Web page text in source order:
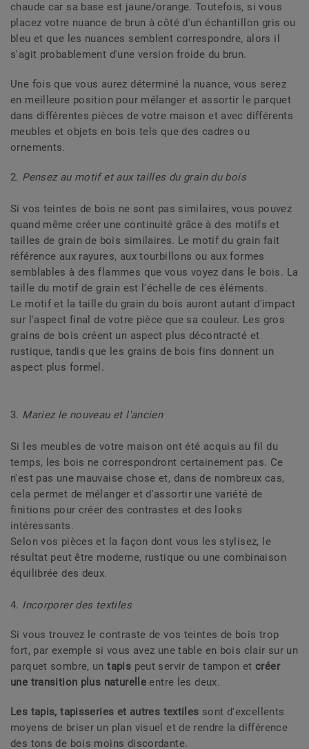
chaude car sa base est jaune/orange. Toutefois, si vous
placez votre nuance de brun à côté d'un échantillon gris ou
bleu et que les nuances semblent correspondre, alors il
s'agit probablement d'une version froide du brun.
Une fois que vous aurez déterminé la nuance, vous serez
en meilleure position pour mélanger et assortir le parquet
dans différentes pièces de votre maison et avec différents
meubles et objets en bois tels que des cadres ou
ornements.
2. Pensez au motif et aux tailles du grain du bois
Si vos teintes de bois ne sont pas similaires, vous pouvez
quand même créer une continuité grâce à des motifs et
tailles de grain de bois similaires. Le motif du grain fait
référence aux rayures, aux tourbillons ou aux formes
semblables à des flammes que vous voyez dans le bois. La
taille du motif de grain est l'échelle de ces éléments.
Le motif et la taille du grain du bois auront autant d'impact
sur l'aspect final de votre pièce que sa couleur. Les gros
grains de bois créent un aspect plus décontracté et
rustique, tandis que les grains de bois fins donnent un
aspect plus formel.
3. Mariez le nouveau et l'ancien
Si les meubles de votre maison ont été acquis au fil du
temps, les bois ne correspondront certainement pas. Ce
n'est pas une mauvaise chose et, dans de nombreux cas,
cela permet de mélanger et d'assortir une variété de
finitions pour créer des contrastes et des looks
intéressants.
Selon vos pièces et la façon dont vous les stylisez, le
résultat peut être moderne, rustique ou une combinaison
équilibrée des deux.
4. Incorporer des textiles
Si vous trouvez le contraste de vos teintes de bois trop
fort, par exemple si vous avez une table en bois clair sur un
parquet sombre, untapis peut servir de tampon etcréer
une transition plus naturelle entre les deux.
Les tapis, tapisseries et autres textiles sont d'excellents
moyens de briser un plan visuel et de rendre la différence
des tons de bois moins discordante.